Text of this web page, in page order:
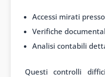
Accessi mirati
Verifiche
Analisi contabili
Questi controlli